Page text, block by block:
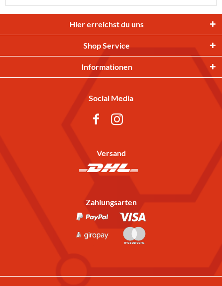
Hier erreichst du uns
Shop Service
Informationen
Social Media
Versand
Zahlungsarten